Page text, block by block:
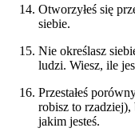
Otworzyłeś się
siebie.
Nie określasz
ludzi. Wiesz, ile
Przestałeś
robisz to rzadziej),
jakim jesteś.